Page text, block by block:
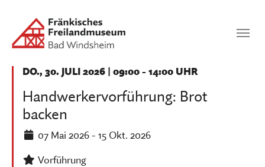
SUCHEN
Handwerkervorführung: Brot
backen
DO., 30. JULI 2026 | 09:00 - 14:00 UHR
07 Mai 2026- 15 Okt. 2026
Vorführung